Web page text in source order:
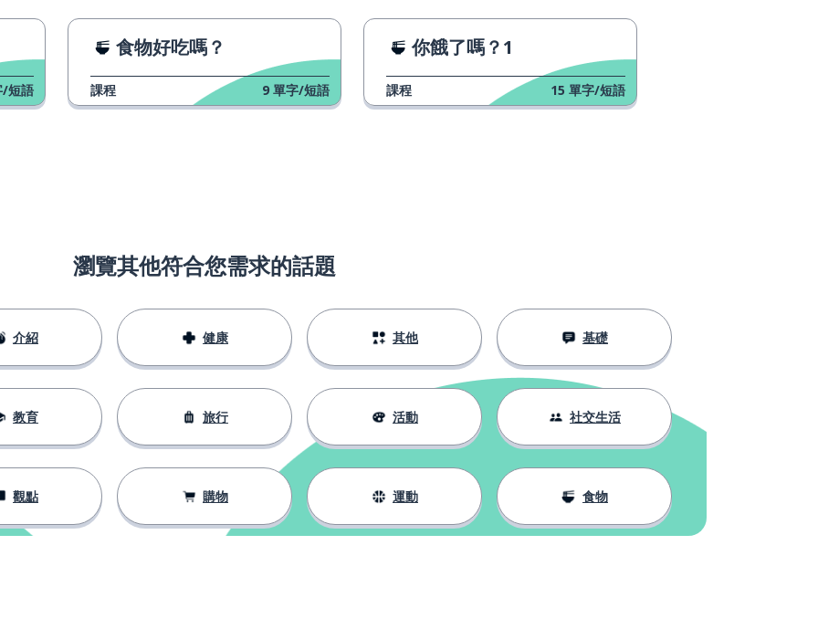
/短語
食物好吃嗎？
課程 9 單字/短語
你餓了嗎？1
課程 15 單字/短語
瀏覽其他符合您需求的話題
介紹 健康 其他 基礎
教育 旅行 活動 社交生活
觀點 購物 運動 食物